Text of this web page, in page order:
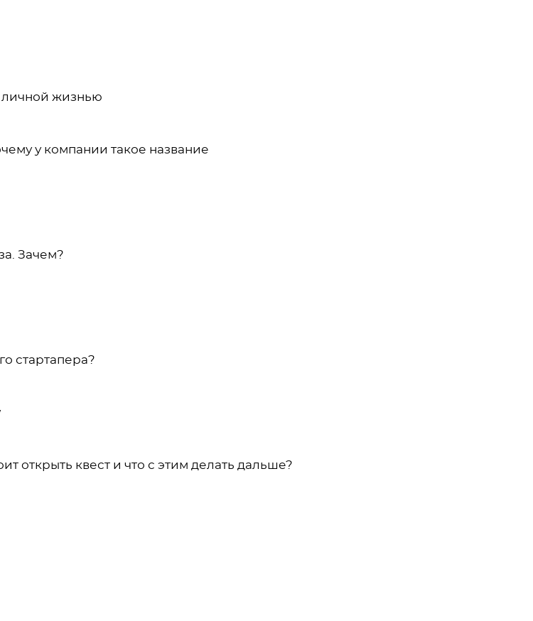
личной жизнью
у компании такое название
Зачем?
стартапера?
открыть квест и что с этим делать дальше?